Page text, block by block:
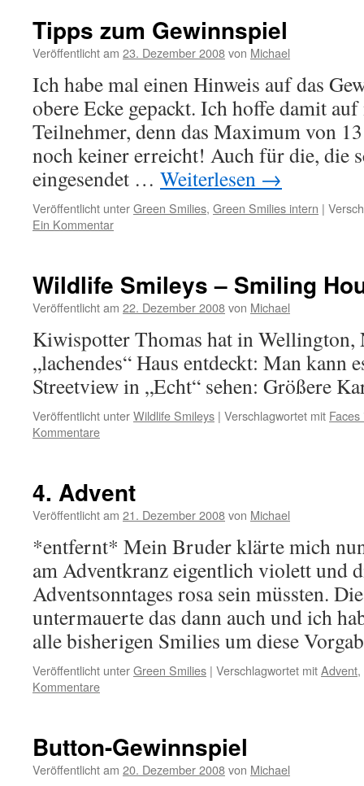
Tipps zum Gewinnspiel
Veröffentlicht am 23. Dezember 2008von Michael
Ich habe mal einen Hinweis auf das
obere Ecke gepackt. Ich hoffe damit
Teilnehmer, denn das Maximum von
noch keiner erreicht! Auch für die, die
eingesendet … Weiterlesen →
Veröffentlicht unterGreen Smilies, Green Smilies intern |
Ein Kommentar
Wildlife Smileys – Smiling
Veröffentlicht am 22. Dezember 2008von Michael
Kiwispotter Thomas hat in Wellington,
„lachendes“ Haus entdeckt: Man kann
Streetview in „Echt“ sehen: Größere
Veröffentlicht unterWildlife Smileys | Verschlagwortet mit
Kommentare
4. Advent
Veröffentlicht am 21. Dezember 2008von Michael
*entfernt* Mein Bruder klärte mich
am Adventkranz eigentlich violett und
Adventsonntages rosa sein müssten.
untermauerte das dann auch und ich
alle bisherigen Smilies um diese
Veröffentlicht unterGreen Smilies | Verschlagwortet mitAdvent,
Kommentare
Button-Gewinnspiel
Veröffentlicht am 20. Dezember 2008von Michael